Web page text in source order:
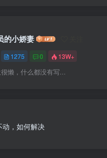
的小娇妻
1275 0 13W+
懒，什么都没有写...
，如何解决